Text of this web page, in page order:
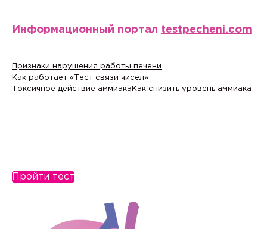
Информационный портал testpecheni.com
Признаки нарушения работы печени
Как работает «Тест связи чисел»
Токсичное действие аммиака Как снизить уровень аммиака
Пройти тест